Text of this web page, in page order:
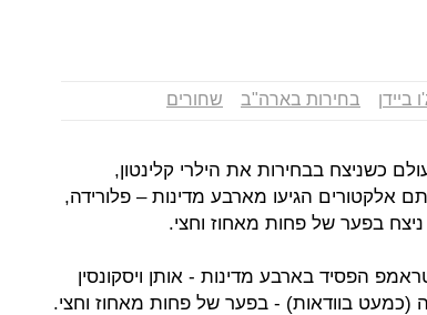
ביידן בחירות בארה"ב שחורים
כשניצח בבחירות את הילרי קלינטון,
במניין האלקטורים. 75 מאותם אלקטורים הגיעו מארבע מדינות – פלורידה,
ניצח בפער של פחות מאחוז וחצי.
הפסיד בארבע מדינות - אותן ויסקונסין
(כמעט בוודאות) - בפער של פחות מאחוז וחצי.